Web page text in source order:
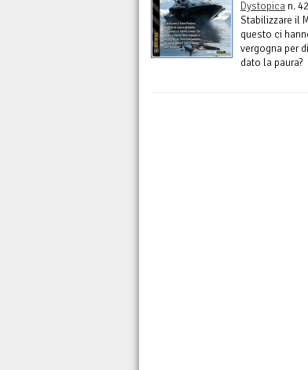
Dystopica n.
Stabilizzare il
questo ci
vergogna per
dato la paura?